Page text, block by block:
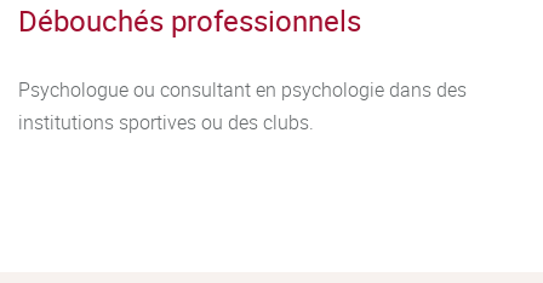
Débouchés professionnels
Psychologue ou consultant en psychologie dans des
institutions sportives ou des clubs.